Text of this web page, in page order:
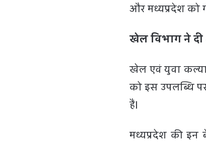
और मध्यप्रदेश को
खेल विभाग ने
खेल एवं युवा
को इस उपलब्धि
हैं।
मध्यप्रदेश की